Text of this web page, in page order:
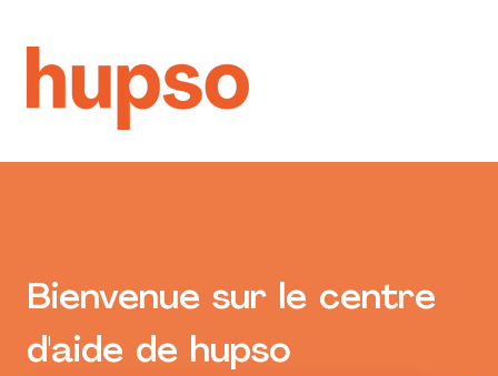
Bienvenue sur le centre
d'aide de hupso